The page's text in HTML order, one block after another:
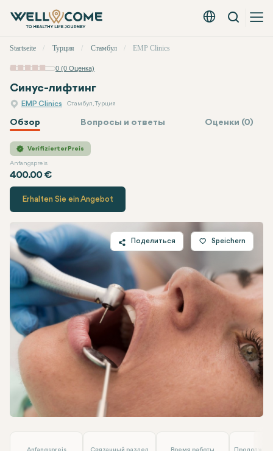
Русский - EUR
Вызов
меню
Startseite Турция Стамбул EMP Clinics
0 (0 Оценка)
Синус-лифтинг
EMP Clinics Стамбул, Турция
Обзор Вопросы и ответы Оценки (0)
Verifizierter Preis
Anfangspreis
400.00 €
EMP ClinicsЦена
Erhalten Sie ein Angebot
Поделиться
Twitter
Facebook
Linkedin
WhatsApp
Telegram
Speichern